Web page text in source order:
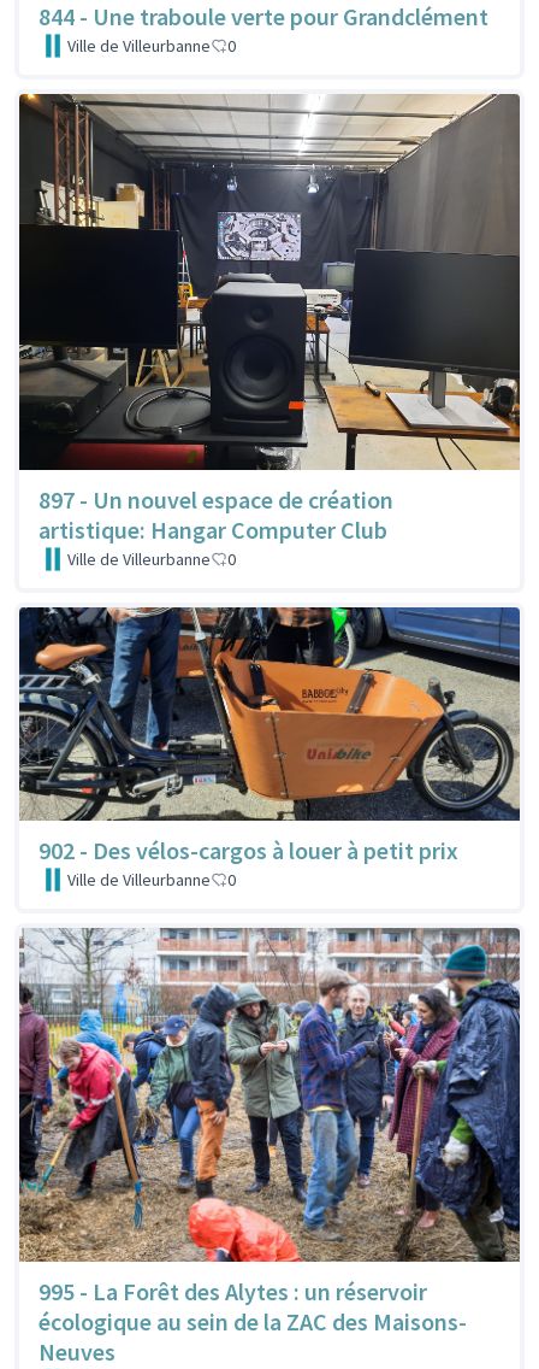
844 - Une traboule verte pour Grandclément
Ville de Villeurbanne 0
897 - Un nouvel espace de création
artistique: Hangar Computer Club
Ville de Villeurbanne 0
902 - Des vélos-cargos à louer à petit prix
Ville de Villeurbanne 0
995 - La Forêt des Alytes : un réservoir
écologique au sein de la ZAC des Maisons-
Neuves